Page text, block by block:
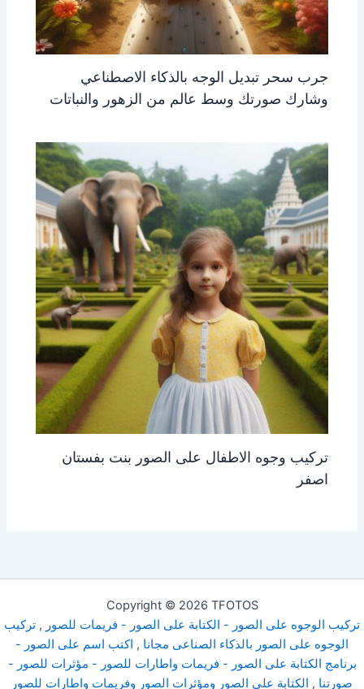
جرب سحر تبديل الوجه بالذكاء الاصطناعي
وشارك صورتك وسط عالم من الزهور والنباتات
تركيب وجوه الاطفال على الصور بنت بفستان
اصفر
Copyright © 2026 TFOTOS
تركيب الوجوه على الصور - الكتابة على الصور - فريمات للصور , تركيب
الوجوه على الصور بالذكاء الصناعى مجانا , اكتب اسم على الصور -
برنامج الكتابة على الصور - فريمات واطارات للصور - مؤثرات للصور -
صورتنا , الكتابة على الصور ومؤثرات الصور وفريمات واطارات للصور